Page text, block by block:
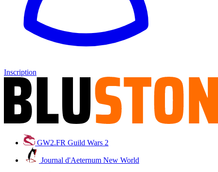
Inscription
GW2.FR Guild Wars 2
Journal d'Aeternum New World